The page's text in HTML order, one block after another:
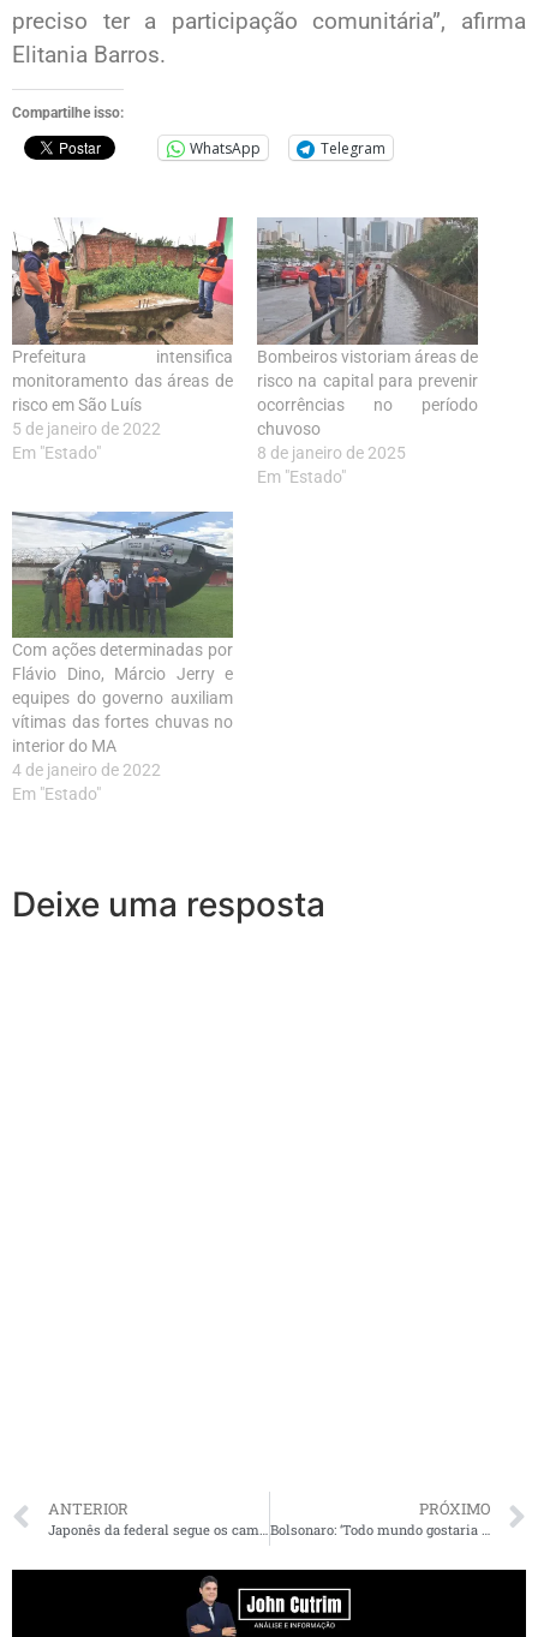
preciso ter a participação comunitária”, afirma
Elitania Barros.
Compartilhe isso:
WhatsApp Telegram
Prefeitura intensifica
monitoramento das áreas de
risco em São Luís
5 de janeiro de 2022
Em "Estado"
Bombeiros vistoriam áreas de
risco na capital para prevenir
ocorrências no período
chuvoso
8 de janeiro de 2025
Em "Estado"
Com ações determinadas por
Flávio Dino, Márcio Jerry e
equipes do governo auxiliam
vítimas das fortes chuvas no
interior do MA
4 de janeiro de 2022
Em "Estado"
Deixe uma resposta
ANTERIOR PRÓXIMO